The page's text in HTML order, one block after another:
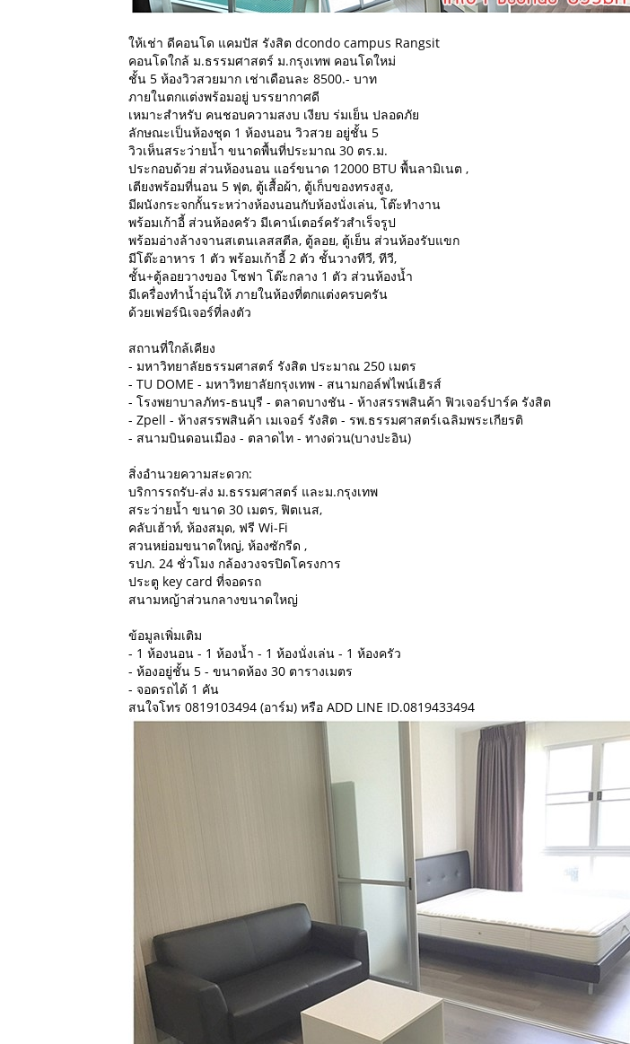
ให้เช่า ดีคอนโด แคมปัส รังสิต dcondo campus Rangsit
คอนโดใกล้ ม.ธรรมศาสตร์ ม.กรุงเทพ คอนโดใหม่
ชั้น 5 ห้องวิวสวยมาก เช่าเดือนละ 8500.- บาท
ภายในตกแต่งพร้อมอยู่ บรรยากาศดี
เหมาะสำหรับ คนชอบความสงบ เงียบ ร่มเย็น ปลอดภัย
ลักษณะเป็นห้องชุด 1 ห้องนอน วิวสวย อยู่ชั้น 5
วิวเห็นสระว่ายน้ำ ขนาดพื้นที่ประมาณ 30 ตร.ม.
ประกอบด้วย ส่วนห้องนอน แอร์ขนาด 12000 BTU พื้นลามิเนต ,
เตียงพร้อมที่นอน 5 ฟุต, ตู้เสื้อผ้า, ตู้เก็บของทรงสูง,
มีผนังกระจกกั้นระหว่างห้องนอนกับห้องนั่งเล่น, โต๊ะทำงาน
พร้อมเก้าอี้ ส่วนห้องครัว มีเคาน์เตอร์ครัวสำเร็จรูป
พร้อมอ่างล้างจานสเตนเลสสตีล, ตู้ลอย, ตู้เย็น ส่วนห้องรับแขก
มีโต๊ะอาหาร 1 ตัว พร้อมเก้าอี้ 2 ตัว ชั้นวางทีวี, ทีวี,
ชั้น+ตู้ลอยวางของ โซฟา โต๊ะกลาง 1 ตัว ส่วนห้องน้ำ
มีเครื่องทำน้ำอุ่นให้ ภายในห้องที่ตกแต่งครบครัน
ด้วยเฟอร์นิเจอร์ที่ลงตัว
สถานที่ใกล้เคียง
- มหาวิทยาลัยธรรมศาสตร์ รังสิต ประมาณ 250 เมตร
- TU DOME - มหาวิทยาลัยกรุงเทพ - สนามกอล์ฟไพน์เฮิรส์
- โรงพยาบาลภัทร-ธนบุรี - ตลาดบางชัน - ห้างสรรพสินค้า ฟิวเจอร์ปาร์ค รังสิต
- Zpell - ห้างสรรพสินค้า เมเจอร์ รังสิต - รพ.ธรรมศาสตร์เฉลิมพระเกียรติ
- สนามบินดอนเมือง - ตลาดไท - ทางด่วน(บางปะอิน)
สิ่งอำนวยความสะดวก:
บริการรถรับ-ส่ง ม.ธรรมศาสตร์ และม.กรุงเทพ
สระว่ายน้ำ ขนาด 30 เมตร, ฟิตเนส,
คลับเฮ้าท์, ห้องสมุด, ฟรี Wi-Fi
สวนหย่อมขนาดใหญ่, ห้องซักรีด ,
รปภ. 24 ชั่วโมง กล้องวงจรปิดโครงการ
ประตู key card ที่จอดรถ
สนามหญ้าส่วนกลางขนาดใหญ่
ข้อมูลเพิ่มเติม
- 1 ห้องนอน - 1 ห้องน้ำ - 1 ห้องนั่งเล่น - 1 ห้องครัว
- ห้องอยู่ชั้น 5 - ขนาดห้อง 30 ตารางเมตร
- จอดรถได้ 1 คัน
สนใจโทร 0819103494 (อาร์ม) หรือ ADD LINE ID.0819433494